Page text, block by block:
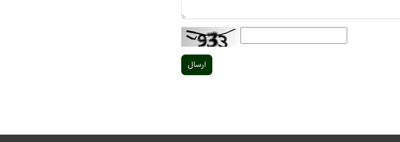
ارسال